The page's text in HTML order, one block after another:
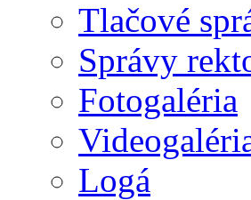
Tlačové
Správy
Fotogaléria
Logá